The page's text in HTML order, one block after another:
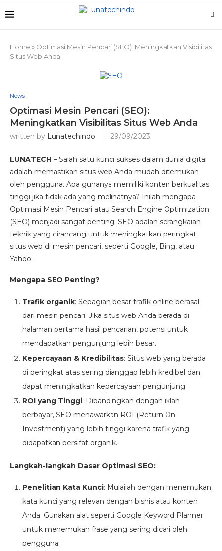
Home » Optimasi Mesin Pencari (SEO): Meningkatkan Visibilitas
Situs Web Anda
News
Optimasi Mesin Pencari (SEO):
Meningkatkan Visibilitas Situs Web Anda
written by Lunatechindo 29/09/2023
LUNATECH – Salah satu kunci sukses dalam dunia digital
adalah memastikan situs web Anda mudah ditemukan
oleh pengguna. Apa gunanya memiliki konten berkualitas
tinggi jika tidak ada yang melihatnya? Inilah mengapa
Optimasi Mesin Pencari atau Search Engine Optimization
(SEO) menjadi sangat penting. SEO adalah serangkaian
teknik yang dirancang untuk meningkatkan peringkat
situs web di mesin pencari, seperti Google, Bing, atau
Yahoo.
Mengapa SEO Penting?
Trafik organik: Sebagian besar trafik online berasal
dari mesin pencari. Jika situs web Anda berada di
halaman pertama hasil pencarian, potensi untuk
mendapatkan pengunjung lebih besar.
Kepercayaan & Kredibilitas: Situs web yang berada
di peringkat atas sering dianggap lebih kredibel dan
dapat meningkatkan kepercayaan pengunjung.
ROI yang Tinggi: Dibandingkan dengan iklan
berbayar, SEO menawarkan ROI (Return On
Investment) yang lebih tinggi karena trafik yang
didapatkan bersifat organik.
Langkah-langkah Dasar Optimasi SEO:
Penelitian Kata Kunci: Mulailah dengan menemukan
kata kunci yang relevan dengan bisnis atau konten
Anda. Gunakan alat seperti Google Keyword Planner
untuk menemukan frase yang sering dicari oleh
pengguna.